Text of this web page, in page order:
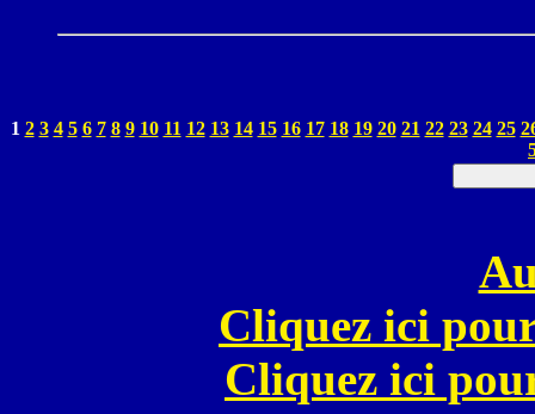
1 2 3 4 5 6 7 8 9 10 11 12 13 14 15 16 17 18 19 20 21 22 23 24 25
Cliquez ici
Cliquez ici